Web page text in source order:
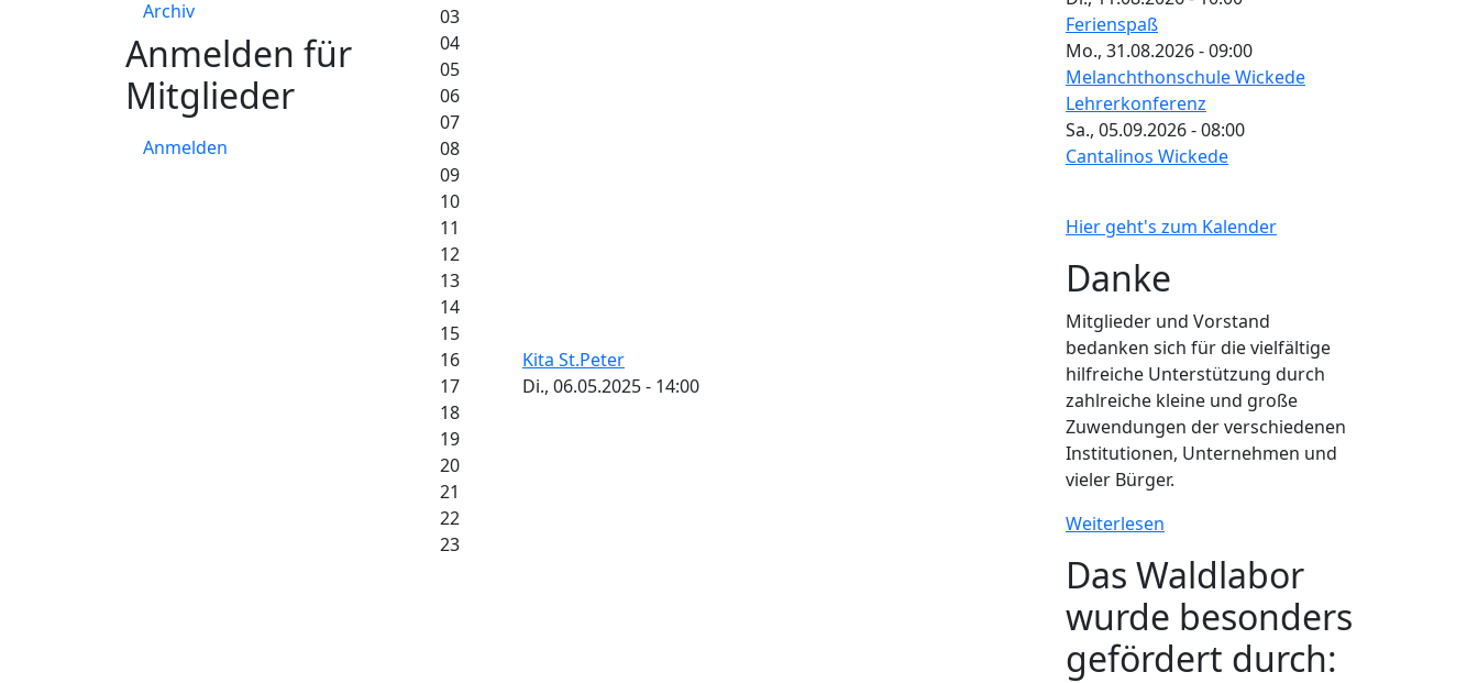
03
04
05
06
07
08
09
10
11
12
13
14
15
16
17
18
19
20
21
22
23
Kita St.Peter
Di., 06.05.2025 - 14:00
Archiv
Anmelden für
Mitglieder
Anmelden
Ferienspaß
Mo., 31.08.2026 - 09:00
Melanchthonschule Wickede
Lehrerkonferenz
Sa., 05.09.2026 - 08:00
Cantalinos Wickede
Hier geht's zum Kalender
Danke
Mitglieder und Vorstand
bedanken sich für die vielfältige
hilfreiche Unterstützung durch
zahlreiche kleine und große
Zuwendungen der verschiedenen
Institutionen, Unternehmen und
vieler Bürger.
Weiterlesen
Das Waldlabor
wurde besonders
gefördert durch: